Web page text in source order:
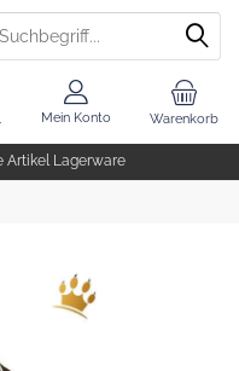
Artikel Lagerware
Warenkorb
Mein Konto